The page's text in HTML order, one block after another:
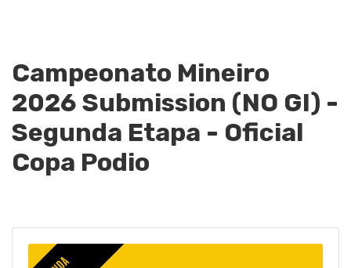
Campeonato Mineiro
2026 Submission (NO GI) -
Segunda Etapa - Oficial
Copa Podio